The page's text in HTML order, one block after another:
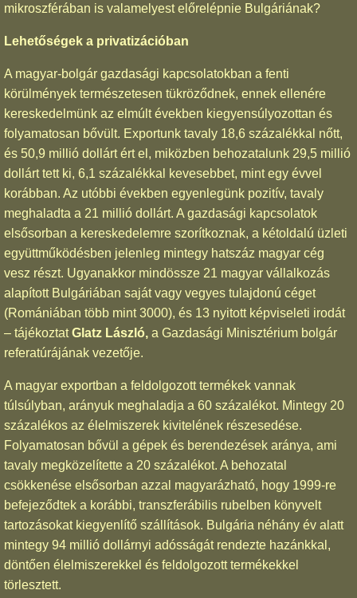
mikroszférában is valamelyest előrelépnie Bulgáriának?
Lehetőségek a privatizációban
A magyar-bolgár gazdasági kapcsolatokban a fenti
körülmények természetesen tükröződnek, ennek ellenére
kereskedelmünk az elmúlt években kiegyensúlyozottan és
folyamatosan bővült. Exportunk tavaly 18,6 százalékkal nőtt,
és 50,9 millió dollárt ért el, miközben behozatalunk 29,5 millió
dollárt tett ki, 6,1 százalékkal kevesebbet, mint egy évvel
korábban. Az utóbbi években egyenlegünk pozitív, tavaly
meghaladta a 21 millió dollárt. A gazdasági kapcsolatok
elsősorban a kereskedelemre szorítkoznak, a kétoldalú üzleti
együttműködésben jelenleg mintegy hatszáz magyar cég
vesz részt. Ugyanakkor mindössze 21 magyar vállalkozás
alapított Bulgáriában saját vagy vegyes tulajdonú céget
(Romániában több mint 3000), és 13 nyitott képviseleti irodát
– tájékoztatGlatz László, a Gazdasági Minisztérium bolgár
referatúrájának vezetője.
A magyar exportban a feldolgozott termékek vannak
túlsúlyban, arányuk meghaladja a 60 százalékot. Mintegy 20
százalékos az élelmiszerek kivitelének részesedése.
Folyamatosan bővül a gépek és berendezések aránya, ami
tavaly megközelítette a 20 százalékot. A behozatal
csökkenése elsősorban azzal magyarázható, hogy 1999-re
befejeződtek a korábbi, transzferábilis rubelben könyvelt
tartozásokat kiegyenlítő szállítások. Bulgária néhány év alatt
mintegy 94 millió dollárnyi adósságát rendezte hazánkkal,
döntően élelmiszerekkel és feldolgozott termékekkel
törlesztett.